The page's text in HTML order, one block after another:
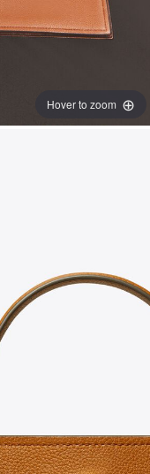
Hover to zoom